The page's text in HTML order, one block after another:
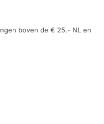
boven de € 25,- NL en